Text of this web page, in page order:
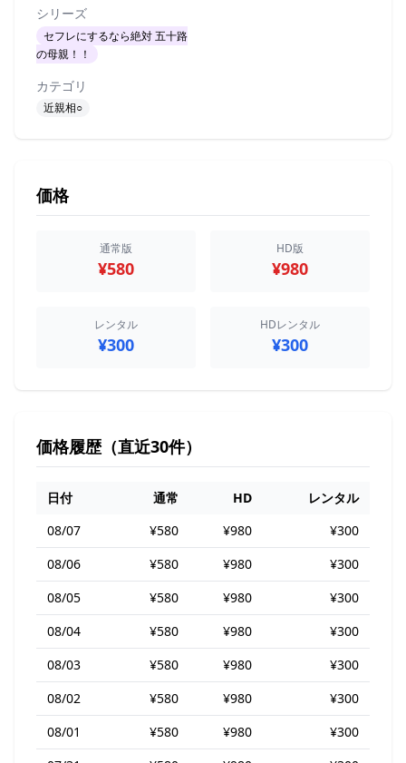
シリーズ
セフレにするなら絶対 五十路
の母親！！
カテゴリ
近親相○
価格
通常版
¥580
HD版
¥980
レンタル
¥300
HDレンタル
¥300
価格履歴（直近30件）
日付 通常 HD
レンタル
08/07
¥580 ¥980
¥300
08/06
¥580 ¥980
¥300
08/05
¥580 ¥980
¥300
08/04
¥580 ¥980
¥300
08/03
¥580 ¥980
¥300
08/02
¥580 ¥980
¥300
08/01
¥580 ¥980
¥300